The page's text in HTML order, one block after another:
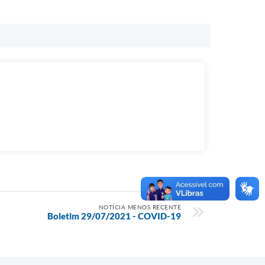
NOTÍCIA MENOS RECENTE
Boletim 29/07/2021 - COVID-19